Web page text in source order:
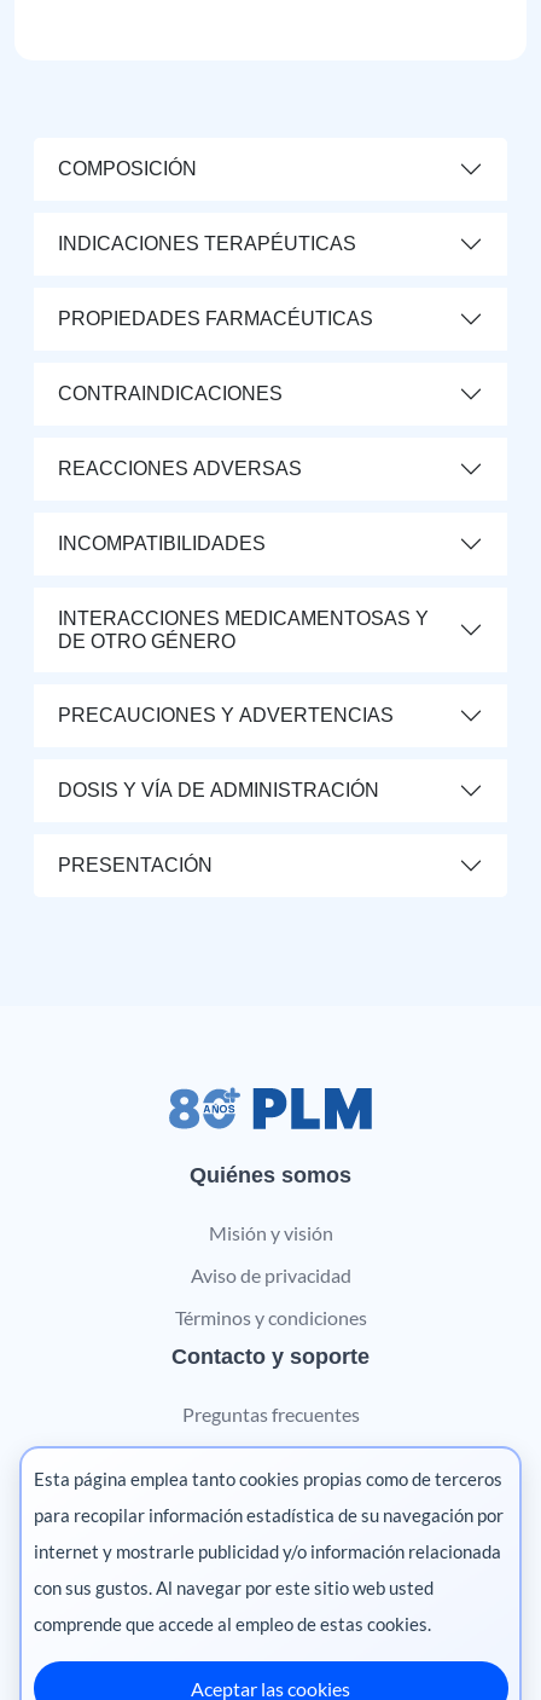
COMPOSICIÓN
INDICACIONES TERAPÉUTICAS
PROPIEDADES FARMACÉUTICAS
CONTRAINDICACIONES
REACCIONES ADVERSAS
INCOMPATIBILIDADES
INTERACCIONES MEDICAMENTOSAS Y
DE OTRO GÉNERO
PRECAUCIONES Y ADVERTENCIAS
DOSIS Y VÍA DE ADMINISTRACIÓN
PRESENTACIÓN
Quiénes somos
Misión y visión
Aviso de privacidad
Términos y condiciones
Contacto y soporte
Preguntas frecuentes
Contáctanos
Marketing digital
Pharma
México ·
Esta página emplea tanto cookies propias como de terceros
para recopilar información estadística de su navegación por
internet y mostrarle publicidad y/o información relacionada
con sus gustos. Al navegar por este sitio web usted
comprende que accede al empleo de estas cookies.
Aceptar las cookies